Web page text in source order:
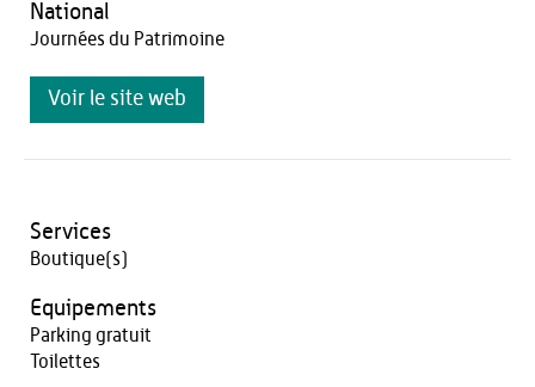
National
Journées du Patrimoine
Voir le site web
Services
Boutique(s)
Equipements
Parking gratuit
Toilettes